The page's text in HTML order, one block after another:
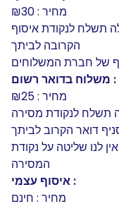
מחיר : ₪30
החבילה תשלח לנקודת איסוף
הקרובה לביתך
של חברת המשלוחים
משלוח בדואר רשום :
מחיר : ₪25
החבילה תשלח לנקודת מסירה
דואר הקרוב לביתך
לנו שליטה על נקודת
המסירה
איסוף עצמי :
מחיר : חינם